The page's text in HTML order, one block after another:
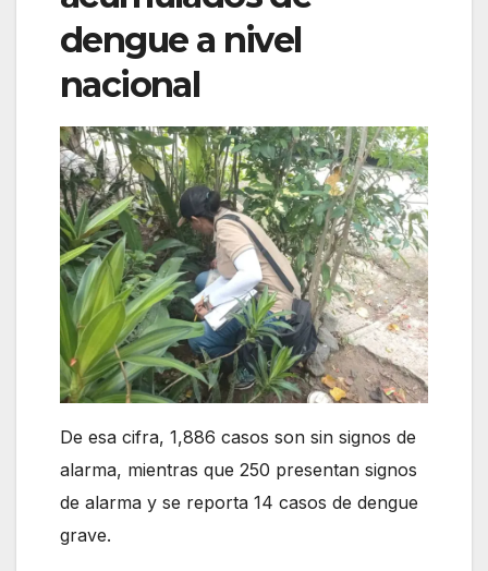
dengue a nivel
nacional
De esa cifra, 1,886 casos son sin signos de
alarma, mientras que 250 presentan signos
de alarma y se reporta 14 casos de dengue
grave.